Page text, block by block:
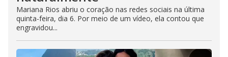
Mariana Rios abriu o coração nas redes sociais na última
quinta-feira, dia 6. Por meio de um vídeo, ela contou que
engravidou...